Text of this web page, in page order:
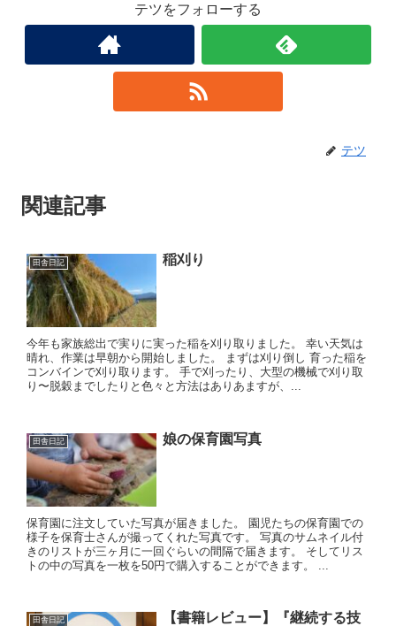
テツをフォローする
テツ
関連記事
田舎日記 稲刈り
今年も家族総出で実りに実った稲を刈り取りました。 幸い天気は
晴れ、作業は早朝から開始しました。 まずは刈り倒し 育った稲を
コンバインで刈り取ります。 手で刈ったり、大型の機械で刈り取
り〜脱穀までしたりと色々と方法はありあますが、...
田舎日記 娘の保育園写真
保育園に注文していた写真が届きました。 園児たちの保育園での
様子を保育士さんが撮ってくれた写真です。 写真のサムネイル付
きのリストが三ヶ月に一回ぐらいの間隔で届きます。 そしてリス
トの中の写真を一枚を50円で購入することができます。 ...
田舎日記
【書籍レビュー】『継続する技